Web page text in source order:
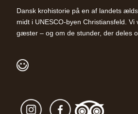
Dansk krohistorie på en af landets
midt i UNESCO-byen Christiansfeld.
gæster – og om de stunder, der deles